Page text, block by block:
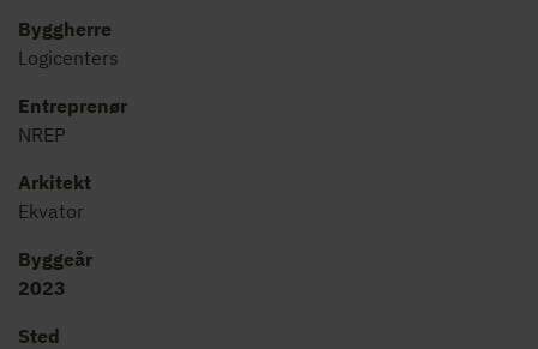
Byggherre
Logicenters
Entreprenør
NREP
Arkitekt
Ekvator
Byggeår
2023
Sted